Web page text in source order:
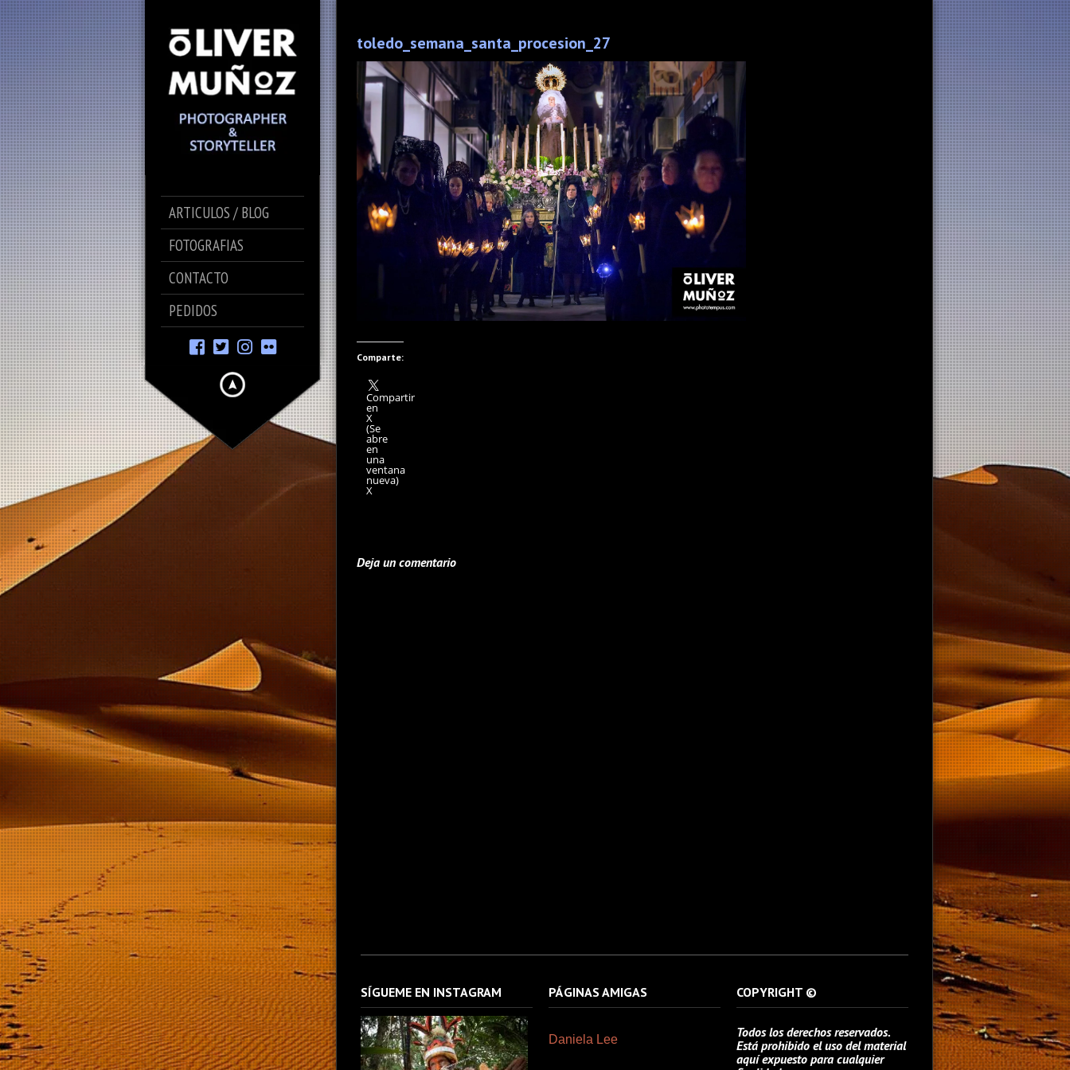
ARTICULOS / BLOG
FOTOGRAFIAS
CONTACTO
PEDIDOS
toledo_semana_santa_procesion_27
Comparte:
Compartir
en
X
(Se
abre
en
una
ventana
nueva)
X
Deja un comentario
SÍGUEME EN INSTAGRAM PÁGINAS AMIGAS
Daniela Lee
COPYRIGHT ©
Todos los derechos reservados.
Está prohibido el uso del material
aquí expuesto para cualquier